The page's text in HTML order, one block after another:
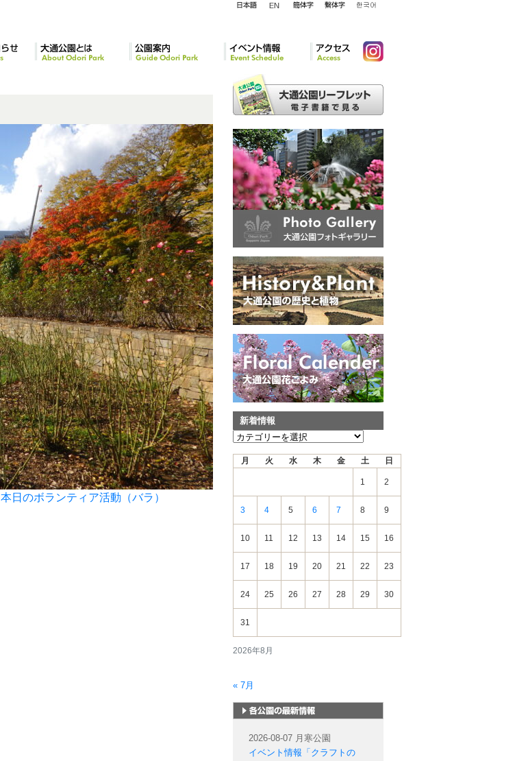
ス
本日のボランティア活動（バラ）
新着情報
新
2026年8月
月 火 水 木 金 土 日
1 2
3 4 5 6 7 8 9
10 11 12 13 14 15 16
17 18 19 20 21 22 23
24 25 26 27 28 29 30
31
« 7月
2026-08-07 月寒公園
イベント情報「クラフトの